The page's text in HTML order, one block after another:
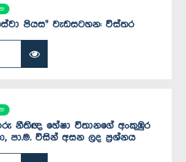
"සේවා පියස" වැඩසටහන: විස්තර
ගරු නීතිඥ හේෂා විතානගේ අංකුඹුර
පා.ම. විසින් අසන ලද ප්‍රශ්නය